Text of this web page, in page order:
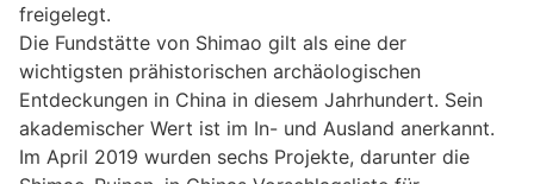
freigelegt.
Die Fundstätte von Shimao gilt als eine der
wichtigsten prähistorischen archäologischen
Entdeckungen in China in diesem Jahrhundert. Sein
akademischer Wert ist im In- und Ausland anerkannt.
Im April 2019 wurden sechs Projekte, darunter die